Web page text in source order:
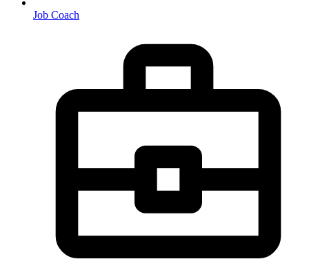
Job Coach